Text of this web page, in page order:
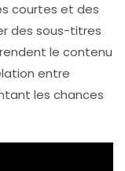
courtes et des
des sous-titres
le contenu
entre
les chances